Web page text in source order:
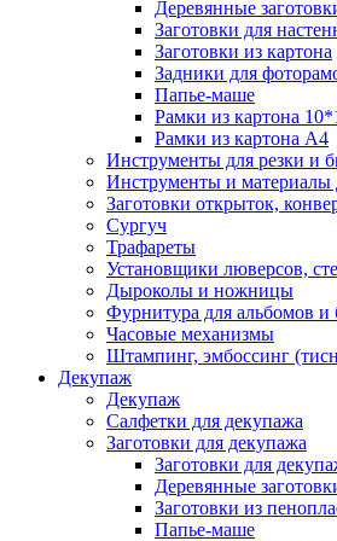
Деревянные
Заготовки для
Заготовки из картона
Задники для
Папье-маше
Рамки из картона
Рамки из картона А4
Инструменты для резки и
Инструменты и материалы
Заготовки открыток,
Сургуч
Трафареты
Установщики люверсов,
Дыроколы и ножницы
Фурнитура для альбомов
Часовые механизмы
Штампинг, эмбоссинг
Декупаж
Декупаж
Салфетки для декупажа
Заготовки для декупажа
Заготовки для
Деревянные
Заготовки из
Папье-маше